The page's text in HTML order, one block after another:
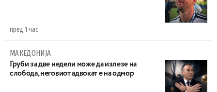
пред 1 час
МАКЕДОНИЈА
Груби за две недели може да излезе на
слобода, неговиот адвокат е на одмор